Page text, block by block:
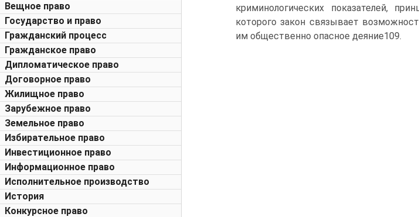
Вещное право
Государство и право
Гражданский процесс
Гражданское право
Дипломатическое право
Договорное право
Жилищное право
Зарубежное право
Земельное право
Избирательное право
Инвестиционное право
Информационное право
Исполнительное производство
История
Конкурсное право
криминологических показателей,
которого закон связывает
им общественно опасное деяние109.